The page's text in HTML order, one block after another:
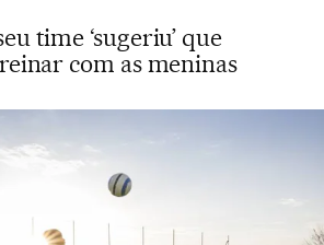
time ‘sugeriu’ que
com as meninas